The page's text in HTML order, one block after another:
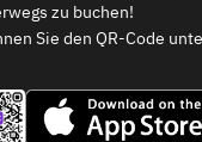
zu buchen!
Sie den QR-Code